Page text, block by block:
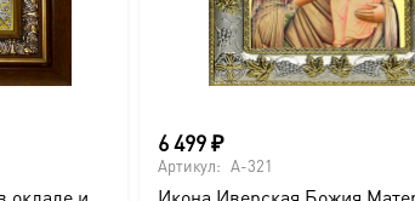
6 499₽
Артикул: A-321